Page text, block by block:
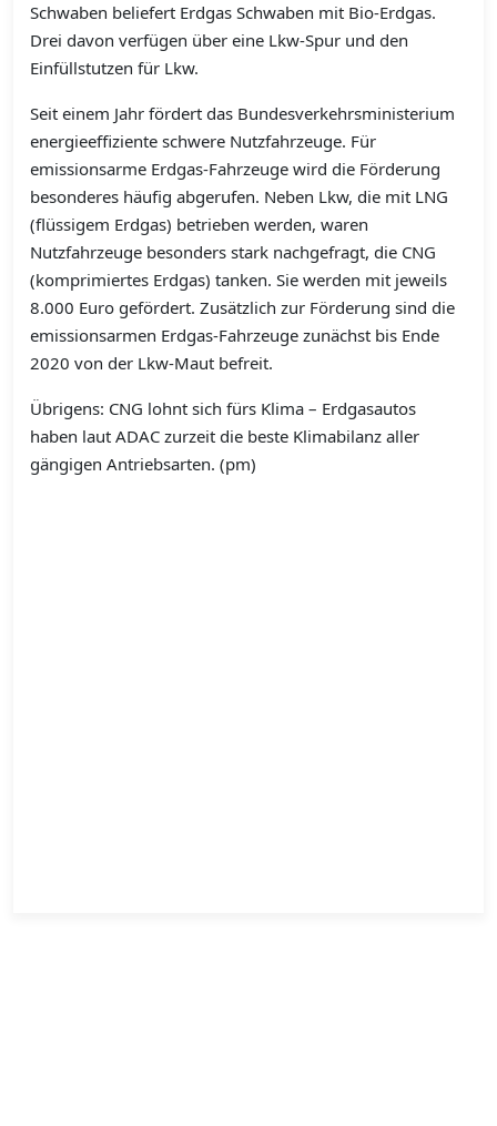
Schwaben beliefert Erdgas Schwaben mit Bio-Erdgas.
Drei davon verfügen über eine Lkw-Spur und den
Einfüllstutzen für Lkw.
Seit einem Jahr fördert das Bundesverkehrsministerium
energieeffiziente schwere Nutzfahrzeuge. Für
emissionsarme Erdgas-Fahrzeuge wird die Förderung
besonderes häufig abgerufen. Neben Lkw, die mit LNG
(flüssigem Erdgas) betrieben werden, waren
Nutzfahrzeuge besonders stark nachgefragt, die CNG
(komprimiertes Erdgas) tanken. Sie werden mit jeweils
8.000 Euro gefördert. Zusätzlich zur Förderung sind die
emissionsarmen Erdgas-Fahrzeuge zunächst bis Ende
2020 von der Lkw-Maut befreit.
Übrigens: CNG lohnt sich fürs Klima – Erdgasautos
haben laut ADAC zurzeit die beste Klimabilanz aller
gängigen Antriebsarten. (pm)